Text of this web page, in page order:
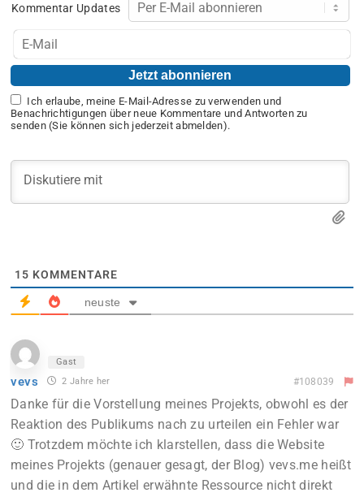
Kommentar Updates
Ich erlaube, meine E-Mail-Adresse zu verwenden und
Benachrichtigungen über neue Kommentare und Antworten zu
senden (Sie können sich jederzeit abmelden).
15 KOMMENTARE
neuste
Gast
vevs 2 Jahre her #108039
Danke für die Vorstellung meines Projekts, obwohl es der
Reaktion des Publikums nach zu urteilen ein Fehler war
🙂 Trotzdem möchte ich klarstellen, dass die Website
meines Projekts (genauer gesagt, der Blog) vevs.me heißt
und die in dem Artikel erwähnte Ressource nicht direkt